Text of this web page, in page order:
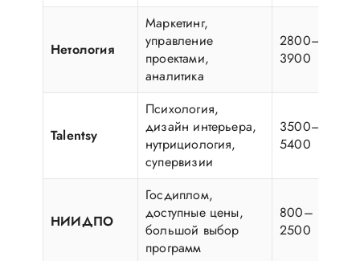
Нетология
Маркетинг,
управление
проектами,
аналитика
2800–
3900
Talentsy
Психология,
дизайн интерьера,
нутрициология,
супервизии
3500–
5400
НИИДПО
Госдиплом,
доступные цены,
большой выбор
программ
800–
2500